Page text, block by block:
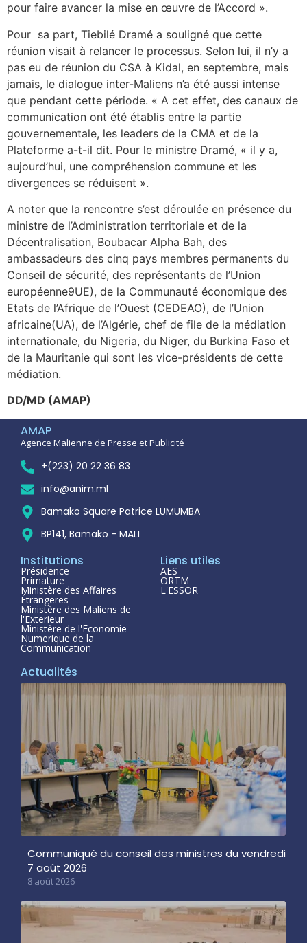
pour faire avancer la mise en œuvre de l’Accord ».
Pour sa part, Tiebilé Dramé a souligné que cette
réunion visait à relancer le processus. Selon lui, il n’y a
pas eu de réunion du CSA à Kidal, en septembre, mais
jamais, le dialogue inter-Maliens n’a été aussi intense
que pendant cette période. « A cet effet, des canaux de
communication ont été établis entre la partie
gouvernementale, les leaders de la CMA et de la
Plateforme a-t-il dit. Pour le ministre Dramé, « il y a,
aujourd’hui, une compréhension commune et les
divergences se réduisent ».
A noter que la rencontre s’est déroulée en présence du
ministre de l’Administration territoriale et de la
Décentralisation, Boubacar Alpha Bah, des
ambassadeurs des cinq pays membres permanents du
Conseil de sécurité, des représentants de l’Union
européenne9UE), de la Communauté économique des
Etats de l’Afrique de l’Ouest (CEDEAO), de l’Union
africaine(UA), de l’Algérie, chef de file de la médiation
internationale, du Nigeria, du Niger, du Burkina Faso et
de la Mauritanie qui sont les vice-présidents de cette
médiation.
DD/MD (AMAP)
AMAP
Agence Malienne de Presse et Publicité
+(223) 20 22 36 83
info@anim.ml
Bamako Square Patrice LUMUMBA
BP141, Bamako - MALI
Institutions
Présidence
Primature
Ministère des Affaires
Étrangeres
Ministère des Maliens de
l'Exterieur
Ministère de l'Economie
Numerique de la
Communication
Liens utiles
AES
ORTM
L'ESSOR
Actualités
Communiqué du conseil des ministres du vendredi
7 août 2026
8 août 2026